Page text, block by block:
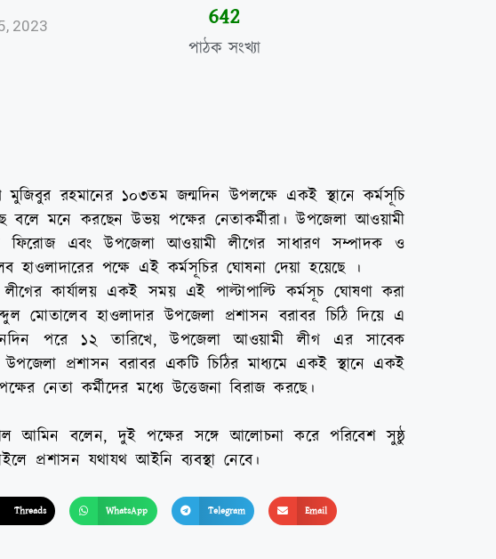
2023
পাঠক সংখ্যা
644
মুজিবুর রহমানের ১০৩তম জন্মদিন উপলক্ষে একই স্থানে কর্মসূচি
বলে মনে করছেন উভয় পক্ষের নেতাকর্মীরা। উপজেলা আওয়ামী
এবং উপজেলা আওয়ামী লীগের সাধারণ সম্পাদক ও
হাওলাদারের পক্ষে এই কর্মসূচির ঘোষনা দেয়া হয়েছে ।
কার্যালয় একই সময় এই পাল্টাপাল্টি কর্মসূচ ঘোষণা করা
মোতালেব হাওলাদার উপজেলা প্রশাসন বরাবর চিঠি দিয়ে এ
পরে ১২ তারিখে, উপজেলা আওয়ামী লীগ এর সাবেক
প্রশাসন বরাবর একটি চিঠির মাধ্যমে একই স্থানে একই
নেতা কর্মীদের মধ্যে উত্তেজনা বিরাজ করছে।
আমিন বলেন, দুই পক্ষের সঙ্গে আলোচনা করে পরিবেশ সুষ্ঠু
প্রশাসন যথাযথ আইনি ব্যবস্থা নেবে।
Threads WhatsApp Telegram Email